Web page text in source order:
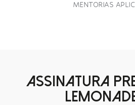
MENTORIAS
ASSINATURA